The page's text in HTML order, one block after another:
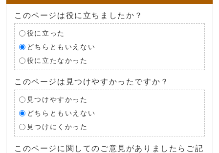
このページは役に立ちましたか？
役に立った
どちらともいえない
役に立たなかった
このページは見つけやすかったですか？
見つけやすかった
どちらともいえない
見つけにくかった
このページに関してのご意見がありましたらご記